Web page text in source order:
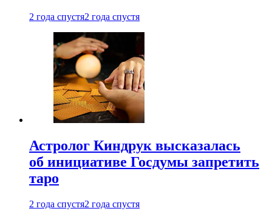
2 года спустя2 года спустя
Астролог Киндрук высказалась
об инициативе Госдумы запретить
таро
2 года спустя2 года спустя